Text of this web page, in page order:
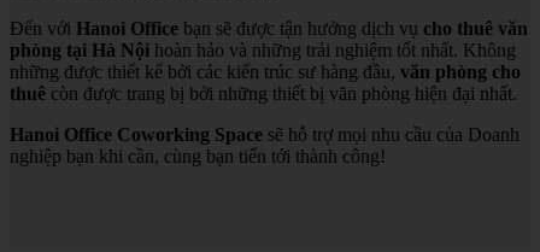
Đến với Hanoi Office bạn sẽ được tận hưởng dịch vụ cho thuê văn
phòng tại Hà Nội hoàn hảo và những trải nghiệm tốt nhất. Không
những được thiết kế bởi các kiến trúc sư hàng đầu, văn phòng cho
thuê còn được trang bị bởi những thiết bị văn phòng hiện đại nhất.
Hanoi Office Coworking Space sẽ hỗ trợ mọi nhu cầu của Doanh
nghiệp bạn khi cần, cùng bạn tiến tới thành công!